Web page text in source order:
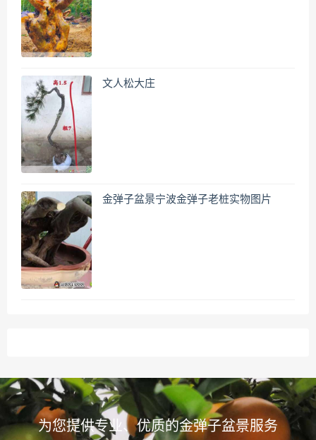
文人松大庄
金弹子盆景宁波金弹子老桩实物图片
为您提供专业、优质的金弹子盆景服务